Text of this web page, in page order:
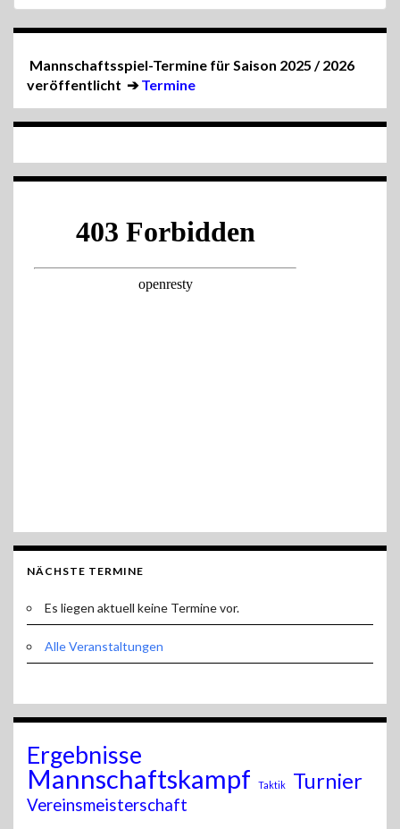
Mannschaftsspiel-Termine für Saison 2025 / 2026
veröffentlicht ➔Termine
NÄCHSTE TERMINE
Es liegen aktuell keine Termine vor.
Alle Veranstaltungen
Ergebnisse
Mannschaftskampf Taktik Turnier
Vereinsmeisterschaft